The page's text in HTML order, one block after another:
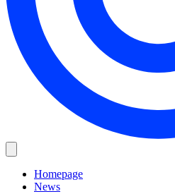
Homepage
News